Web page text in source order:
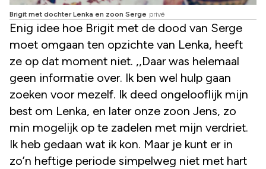
Brigit met dochter Lenka en zoon Serge privé
Enig idee hoe Brigit met de dood van Serge
moet omgaan ten opzichte van Lenka, heeft
ze op dat moment niet. ,,Daar was helemaal
geen informatie over. Ik ben wel hulp gaan
zoeken voor mezelf. Ik deed ongelooflijk mijn
best om Lenka, en later onze zoon Jens, zo
min mogelijk op te zadelen met mijn verdriet.
Ik heb gedaan wat ik kon. Maar je kunt er in
zo’n heftige periode simpelweg niet met hart